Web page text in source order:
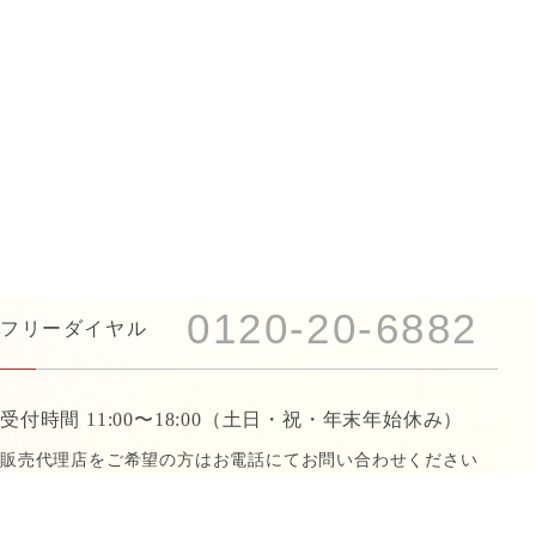
フリーダイヤル 0120-20-6882
受付時間 11:00〜18:00 （土日・祝・年末年始休み）
販売代理店をご希望の方はお電話にて お問い合わせください